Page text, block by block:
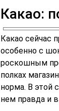
Какао:
Какао сейчас
особенно с
роскошным
полках
норма. В этой
нем правда и